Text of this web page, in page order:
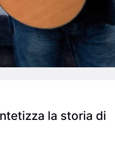
la storia di